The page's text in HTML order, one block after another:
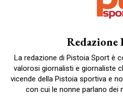
Redazione
La redazione di Pistoia Sport è
valorosi giornalisti e giornaliste
vicende della Pistoia sportiva e
con cui le nonne parlano dei